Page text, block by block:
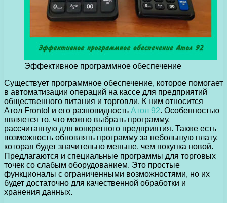
Эффективное программное обеспечение
Существует программное обеспечение, которое помогает
в автоматизации операций на кассе для предприятий
общественного питания и торговли. К ним относится
Aтол Frontol и его разновидность Атол 92. Особенностью
является то, что можно выбрать программу,
рассчитанную для конкретного предприятия. Также есть
возможность обновлять программу за небольшую плату,
которая будет значительно меньше, чем покупка новой.
Предлагаются и специальные программы для торговых
точек со слабым оборудованием. Это простые
функционалы с ограниченными возможностями, но их
будет достаточно для качественной обработки и
хранения данных.